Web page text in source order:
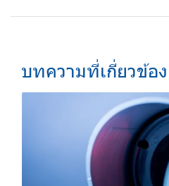
บทความที่เกี่ยวข้อง